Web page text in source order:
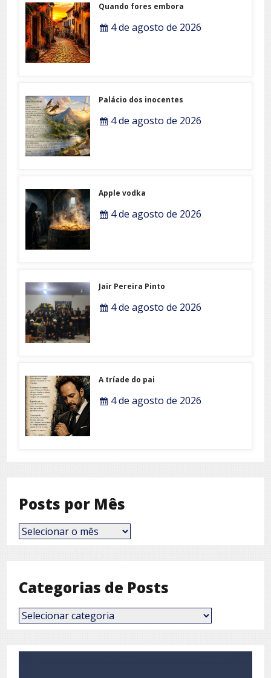
Quando fores embora
4 de agosto de 2026
Palácio dos inocentes
4 de agosto de 2026
Apple vodka
4 de agosto de 2026
Jair Pereira Pinto
4 de agosto de 2026
A tríade do pai
4 de agosto de 2026
Posts por Mês
Posts
por
Categorias de Posts
Categorias
de